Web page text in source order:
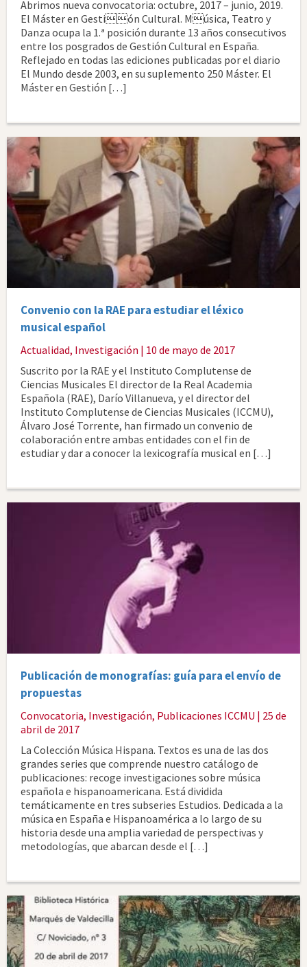
Abrimos nueva convocatoria: octubre, 2017 – junio, 2019.
El Máster en Gestión Cultural. Música, Teatro y
Danza ocupa la 1.ª posición durante 13 años consecutivos
entre los posgrados de Gestión Cultural en España.
Reflejado en todas las ediciones publicadas por el diario
El Mundo desde 2003, en su suplemento 250 Máster. El
Máster en Gestión […]
Convenio con la RAE para estudiar el léxico
musical español
Actualidad, Investigación | 10 de mayo de 2017
Suscrito por la RAE y el Instituto Complutense de
Ciencias Musicales El director de la Real Academia
Española (RAE), Darío Villanueva, y el director del
Instituto Complutense de Ciencias Musicales (ICCMU),
Álvaro José Torrente, han firmado un convenio de
colaboración entre ambas entidades con el fin de
estudiar y dar a conocer la lexicografía musical en […]
Publicación de monografías: guía para el envío de
propuestas
Convocatoria, Investigación, Publicaciones ICCMU | 25 de
abril de 2017
La Colección Música Hispana. Textos es una de las dos
grandes series que comprende nuestro catálogo de
publicaciones: recoge investigaciones sobre música
española e hispanoamericana. Está dividida
temáticamente en tres subseries Estudios. Dedicada a la
música en España e Hispanoamérica a lo largo de su
historia desde una amplia variedad de perspectivas y
metodologías, que abarcan desde el […]